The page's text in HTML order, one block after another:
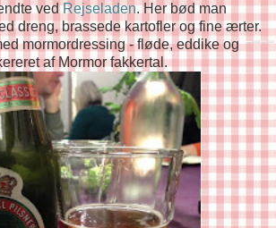
vedRejseladen. Her bød man
dreng, brassede kartofler og fine ærter.
mormordressing - fløde, eddike og
af Mormor fakkertal.